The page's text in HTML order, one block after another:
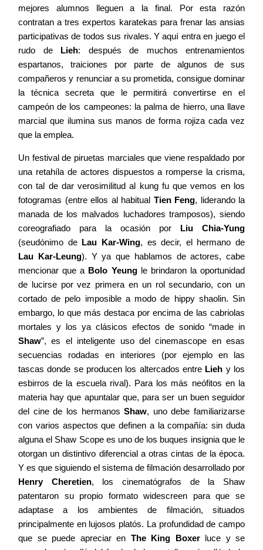
mejores alumnos lleguen a la final. Por esta razón
contratan a tres expertos karatekas para frenar las ansias
participativas de todos sus rivales. Y aquí entra en juego el
rudo de Lieh: después de muchos entrenamientos
espartanos, traiciones por parte de algunos de sus
compañeros y renunciar a su prometida, consigue dominar
la técnica secreta que le permitirá convertirse en el
campeón de los campeones: la palma de hierro, una llave
marcial que ilumina sus manos de forma rojiza cada vez
que la emplea.
Un festival de piruetas marciales que viene respaldado por
una retahíla de actores dispuestos a romperse la crisma,
con tal de dar verosimilitud al kung fu que vemos en los
fotogramas (entre ellos al habitual Tien Feng, liderando la
manada de los malvados luchadores tramposos), siendo
coreografiado para la ocasión por Liu Chia-Yung
(seudónimo de Lau Kar-Wing, es decir, el hermano de
Lau Kar-Leung). Y ya que hablamos de actores, cabe
mencionar que a Bolo Yeungle brindaron la oportunidad
de lucirse por vez primera en un rol secundario, con un
cortado de pelo imposible a modo de hippy shaolin. Sin
embargo, lo que más destaca por encima de las cabriolas
mortales y los ya clásicos efectos de sonido “made in
Shaw”, es el inteligente uso del cinemascope en esas
secuencias rodadas en interiores (por ejemplo en las
tascas donde se producen los altercados entre Lieh y los
esbirros de la escuela rival). Para los más neófitos en la
materia hay que apuntalar que, para ser un buen seguidor
del cine de los hermanosShaw, uno debe familiarizarse
con varios aspectos que definen a la compañía: sin duda
alguna el Shaw Scope es uno de los buques insignia que le
otorgan un distintivo diferencial a otras cintas de la época.
Y es que siguiendo el sistema de filmación desarrollado por
Henry Cheretien, los cinematógrafos de la Shaw
patentaron su propio formato widescreen para que se
adaptase a los ambientes de filmación, situados
principalmente en lujosos platós. La profundidad de campo
que se puede apreciar en The King Boxerluce y se